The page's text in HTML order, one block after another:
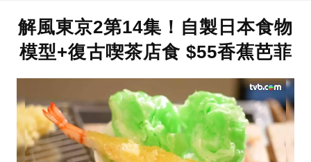
解風東京2第14集！自製日本食物
模型+復古喫茶店食 $55香蕉芭菲